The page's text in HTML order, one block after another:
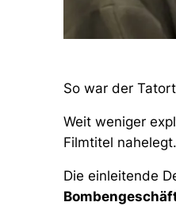
So war der
Weit weniger
Filmtitel nahelegt.
Die einleitende